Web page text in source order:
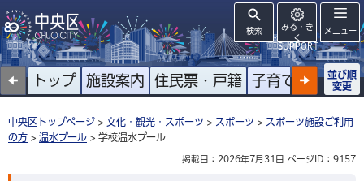
検索
みる・き
く
SUPPORT
メニュー
トップ 施設案内 住民票・戸籍 子育て 高齢者
並び順
変更
中央区トップページ > 文化・観光・スポーツ > スポーツ > スポーツ施設ご利用
の方 > 温水プール > 学校温水プール
掲載日：2026年7月31日 ページID：9157